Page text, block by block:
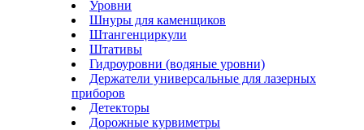
Уровни
Шнуры для каменщиков
Штангенциркули
Штативы
Гидроуровни (водяные уровни)
Держатели универсальные для лазерных
приборов
Детекторы
Дорожные курвиметры